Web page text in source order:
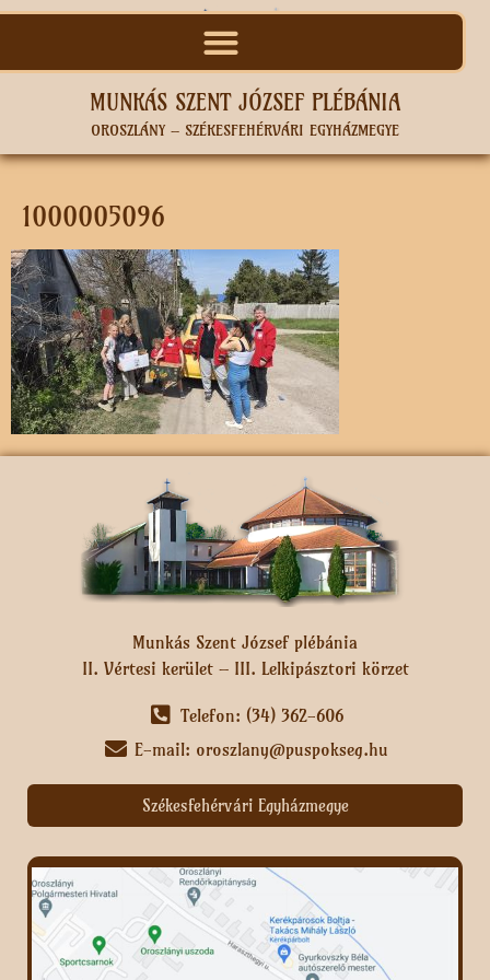
MUNKÁS SZENT JÓZSEF PLÉBÁNIA
OROSZLÁNY – SZÉKESFEHÉRVÁRI EGYHÁZMEGYE
1000005096
Munkás Szent József plébánia
II. Vértesi kerület – III. Lelkipásztori körzet
Telefon: (34) 362-606
E-mail: oroszlany@puspokseg.hu
Székesfehérvári Egyházmegye